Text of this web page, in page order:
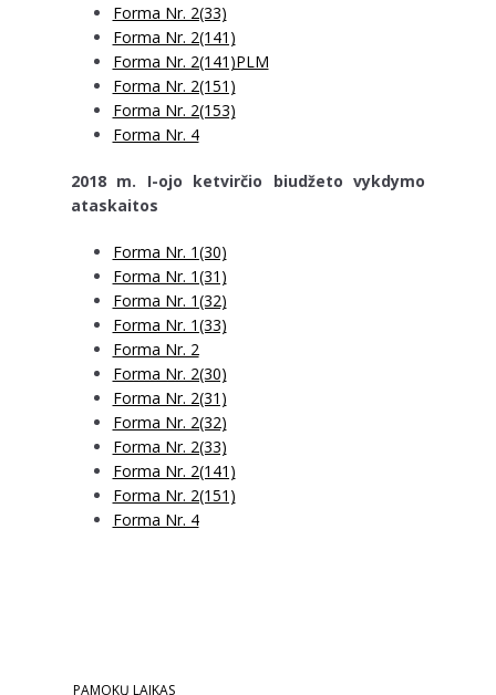
Forma Nr. 2(33)
Forma Nr. 2(141)
Forma Nr. 2(141)PLM
Forma Nr. 2(151)
Forma Nr. 2(153)
Forma Nr. 4
2018 m. I-ojo ketvirčio biudžeto vykdymo
ataskaitos
Forma Nr. 1(30)
Forma Nr. 1(31)
Forma Nr. 1(32)
Forma Nr. 1(33)
Forma Nr. 2
Forma Nr. 2(30)
Forma Nr. 2(31)
Forma Nr. 2(32)
Forma Nr. 2(33)
Forma Nr. 2(141)
Forma Nr. 2(151)
Forma Nr. 4
PAMOKŲ LAIKAS